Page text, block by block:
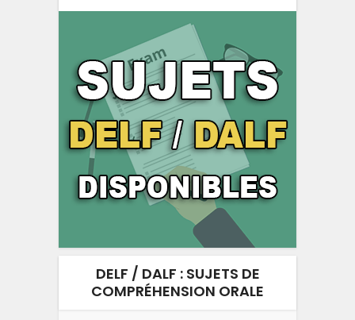
DELF / DALF : SUJETS DE
COMPRÉHENSION ORALE